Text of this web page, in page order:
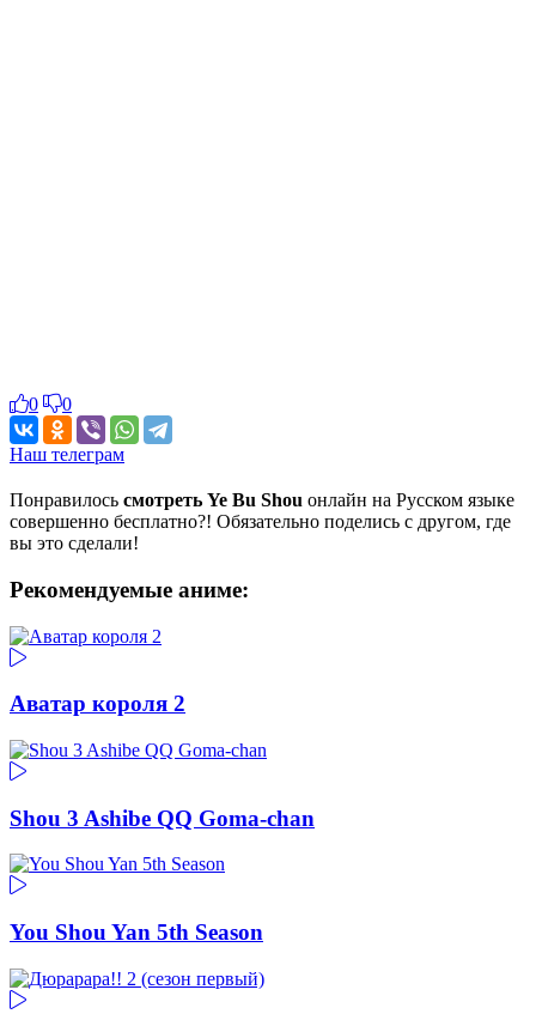
0 0
Наш телеграм
Понравилось смотреть Ye Bu Shou онлайн на Русском языке
совершенно бесплатно?! Обязательно поделись с другом, где
вы это сделали!
Рекомендуемые аниме:
Аватар короля 2
Shou 3 Ashibe QQ Goma-chan
You Shou Yan 5th Season